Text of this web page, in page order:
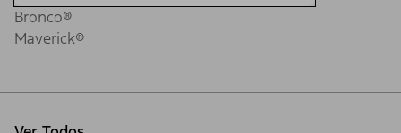
Bronco®
Maverick®